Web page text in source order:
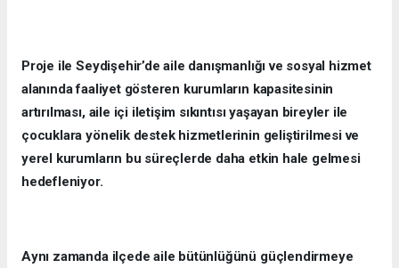
Proje ile Seydişehir’de aile danışmanlığı ve sosyal hizmet
alanında faaliyet gösteren kurumların kapasitesinin
artırılması, aile içi iletişim sıkıntısı yaşayan bireyler ile
çocuklara yönelik destek hizmetlerinin geliştirilmesi ve
yerel kurumların bu süreçlerde daha etkin hale gelmesi
hedefleniyor.
Aynı zamanda ilçede aile bütünlüğünü güçlendirmeye